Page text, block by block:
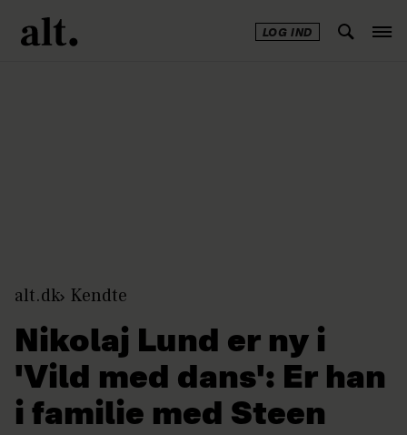
LOG IND
alt.dk Kendte
Nikolaj Lund er ny i
'Vild med dans': Er han
i familie med Steen